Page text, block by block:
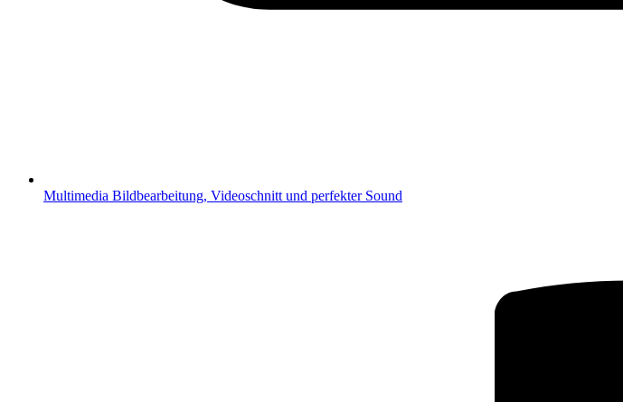
Multimedia Bildbearbeitung, Videoschnitt und perfekter Sound